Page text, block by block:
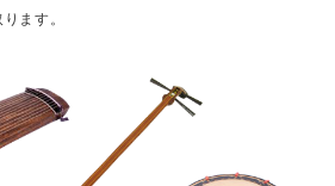
ます。